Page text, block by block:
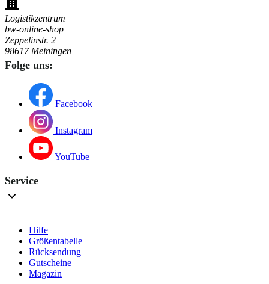
Logistikzentrum
bw-online-shop
Zeppelinstr. 2
98617 Meiningen
Folge uns:
Facebook
Instagram
YouTube
Service
Hilfe
Größentabelle
Rücksendung
Gutscheine
Magazin